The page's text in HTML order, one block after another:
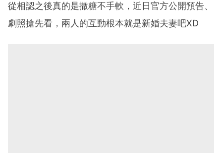
從相認之後真的是撒糖不手軟，近日官方公開預告、
劇照搶先看，兩人的互動根本就是新婚夫妻吧XD